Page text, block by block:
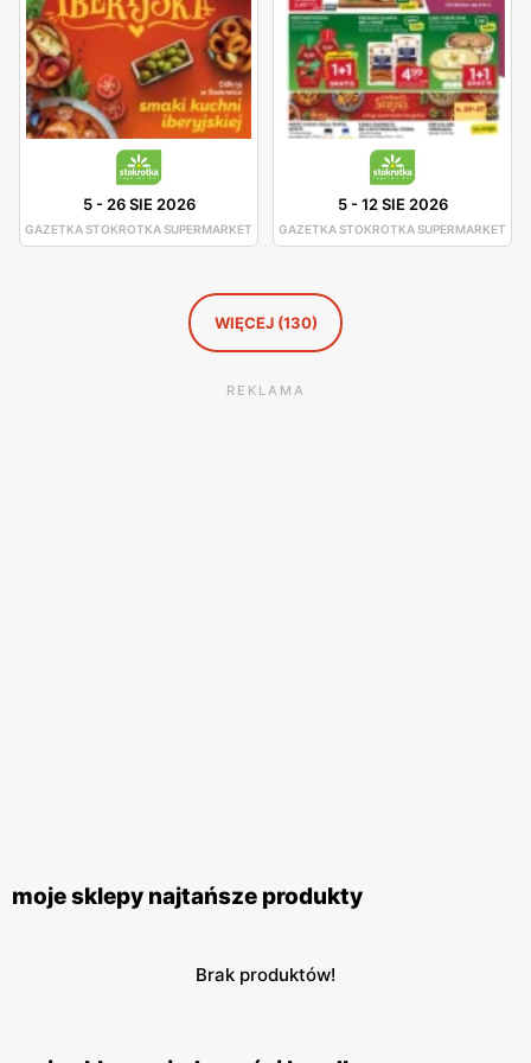
5-26 SIE 2026
GAZETKA STOKROTKA SUPERMARKET
5-12 SIE 2026
GAZETKA STOKROTKA SUPERMARKET
WIĘCEJ (130)
REKLAMA
moje sklepy najtańsze produkty
Brak produktów!